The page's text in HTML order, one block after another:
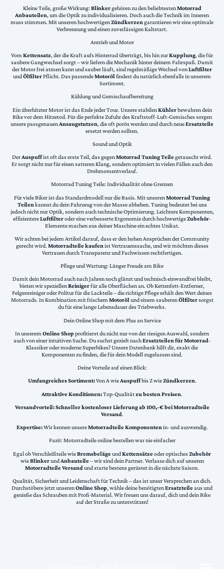
Kleine Teile, große Wirkung: Blinkergehören zu den beliebtestenMotorrad
Anbauteilen, um die Optik zu individualisieren. Doch auch die Technik im Inneren
muss stimmen. Mit unseren hochwertigenZündkerzen garantieren wir eine optimale
Verbrennung und einen zuverlässigen Kaltstart.
Antrieb und Motor
VomKettensatz, der die Kraft aufs Hinterrad überträgt, bis hin zurKupplung, die für
saubere Gangwechsel sorgt – wir liefern die Mechanik hinter deinem Fahrspaß. Damit
der Motor frei atmen kann und sauber läuft, sind regelmäßige Wechsel vonLuftfilter
undÖlfilterPflicht. Das passendeMotorölfindest du natürlich ebenfalls in unserem
Sortiment.
Kühlung und Gemischaufbereitung
Ein überhitzter Motor ist das Ende jeder Tour. Unsere stabilenKühlerbewahren dein
Bike vor dem Hitzetod. Für die perfekte Zufuhr des Kraftstoff-Luft-Gemisches sorgen
unsere passgenauenAnsaugstutzen, die oft porös werden und durch neueErsatzteile
ersetzt werden sollten.
Sound und Optik
DerAuspuffist oft das erste Teil, das gegenMotorrad Tuning Teilegetauscht wird.
Er sorgt nicht nur für einen satteren Klang, sondern optimiert in vielen Fällen auch den
Drehmomentverlauf.
Motorrad Tuning Teile: Individualität ohne Grenzen
Für viele Biker ist das Standardmodell nur die Basis. Mit unserenMotorrad Tuning
Teilen kannst du dein Fahrzeug von der Masse abheben. Tuning bedeutet bei uns
jedoch nicht nur Optik, sondern auch technische Optimierung. Leichtere Komponenten,
effizientereLuftfilteroder eine verbesserte Ergonomie durch hochwertigeZubehör-
Elemente machen aus deiner Maschine ein echtes Unikat.
Wir achten bei jedem Artikel darauf, dass er den hohen Ansprüchen der Community
gerecht wird. Motorradteile kaufen ist Vertrauenssache, und wir möchten dieses
Vertrauen durch Transparenz und Fachwissen rechtfertigen.
Pflege und Wartung: Länger Freude am Bike
Damit dein Motorrad auch nach Jahren noch glänzt und technisch einwandfrei bleibt,
bieten wir speziellenReinigerfür alle Oberflächen an. Ob Kettenfett-Entferner,
Felgenreiniger oder Politur für die Lackteile – die richtige Pflege erhält den Wert deines
Motorrads. In Kombination mit frischemMotorölund einem sauberenÖlfiltersorgst
du für eine lange Lebensdauer des Triebwerks.
Dein Online Shop mit dem Plus an Service
In unserem Online Shopprofitierst du nicht nur von der riesigen Auswahl, sondern
auch von einer intuitiven Suche. Du suchst gezielt nachErsatzteilen für Motorrad-
Klassiker oder moderne Superbikes? Unsere Datenbank hilft dir, exakt die
Komponenten zu finden, die für dein Modell zugelassen sind.
Deine Vorteile auf einen Blick:
Umfangreiches Sortiment:Von A wieAuspuffbis Z wieZündkerzen.
Attraktive Konditionen:Top-Qualitätzu besten Preisen.
Versandvorteil:Schneller kostenloser Lieferung ab 100,-€ bei Motorradteile
Versand.
Expertise:Wir kennen unsereMotorradteile Komponentenin- und auswendig.
Fazit: Motorradteile online bestellen war nie einfacher
Egal ob Verschleißteile wieBremsbelägeundKettensätzeoder optischesZubehör
wieBlinkerundAnbauteile– wir sind dein Partner. Verlasse dich auf unseren
Motorradteile Versand und starte bestens gerüstet in die nächste Saison.
Qualität, Sicherheit und Leidenschaft für Technik – das ist unser Versprechen an dich.
Durchstöbere jetzt unserenOnline Shop, wähle deine benötigtenErsatzteileaus und
genieße das Schrauben mit Profi-Material. Wir freuen uns darauf, dich und dein Bike
auf der Straße zu unterstützen!